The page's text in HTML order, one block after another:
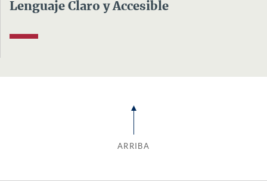
Lenguaje Claro y Accesible
ARRIBA